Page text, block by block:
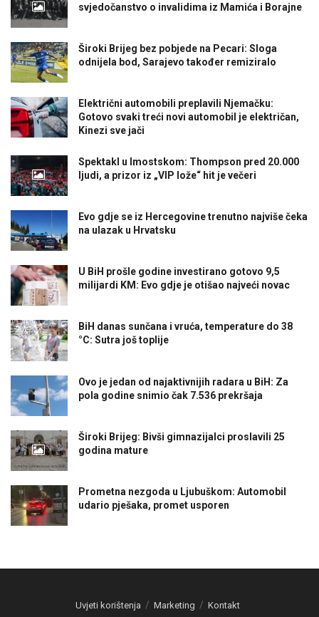
svjedočanstvo o invalidima iz Mamića i Borajne
Široki Brijeg bez pobjede na Pecari: Sloga
odnijela bod, Sarajevo također remiziralo
Električni automobili preplavili Njemačku:
Gotovo svaki treći novi automobil je električan,
Kinezi sve jači
Spektakl u Imostskom: Thompson pred 20.000
ljudi, a prizor iz „VIP lože“ hit je večeri
Evo gdje se iz Hercegovine trenutno najviše čeka
na ulazak u Hrvatsku
U BiH prošle godine investirano gotovo 9,5
milijardi KM: Evo gdje je otišao najveći novac
BiH danas sunčana i vruća, temperature do 38
°C: Sutra još toplije
Ovo je jedan od najaktivnijih radara u BiH: Za
pola godine snimio čak 7.536 prekršaja
Široki Brijeg: Bivši gimnazijalci proslavili 25
godina mature
Prometna nezgoda u Ljubuškom: Automobil
udario pješaka, promet usporen
Uvjeti korištenja Marketing Kontakt